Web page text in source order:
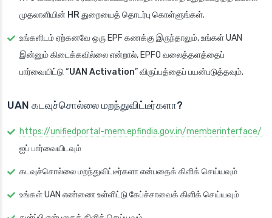
முதலாளியின் HR துறையைத் தொடர்பு கொள்ளுங்கள்.
உங்களிடம் ஏற்கனவே ஒரு EPF கணக்கு இருந்தாலும், உங்கள் UAN
இன்னும் கிடைக்கவில்லை என்றால், EPFO வலைத்தளத்தைப்
பார்வையிட்டு “UAN Activation” விருப்பத்தைப் பயன்படுத்தவும்.
UAN கடவுச்சொல்லை மறந்துவிட்டீர்களா?
https://unifiedportal-mem.epfindia.gov.in/memberinterface/
ஐப் பார்வையிடவும்
கடவுச்சொல்லை மறந்துவிட்டீர்களா என்பதைக் கிளிக் செய்யவும்
உங்கள் UAN எண்ணை உள்ளிட்டு கேப்ச்சாவைக் கிளிக் செய்யவும்